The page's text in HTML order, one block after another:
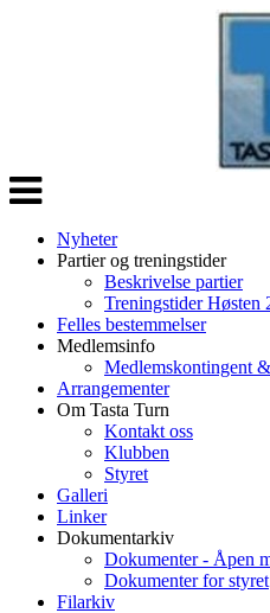
Veksle
navigasjon
Nyheter
Partier og treningstider
Beskrivelse partier
Treningstider Høsten
Felles bestemmelser
Medlemsinfo
Medlemskontingent
Arrangementer
Om Tasta Turn
Kontakt oss
Klubben
Styret
Galleri
Linker
Dokumentarkiv
Dokumenter - Åpen
Dokumenter for styret
Filarkiv